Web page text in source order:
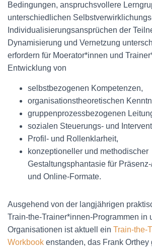
Bedingungen, anspruchsvollere
unterschiedlichen
Individualisierungsansprüchen der
Dynamisierung und Vernetzung
erfordern für Moerator*innen und
Entwicklung von
selbstbezogenen Kompetenzen,
organisationstheoretischen
gruppenprozessbezogenen
sozialen Steuerungs- und
Profil- und Rollenklarheit,
konzeptioneller und methodischer
Gestaltungsphantasie für
und Online-Formate.
Ausgehend von der langjährigen
Train-the-Trainer*innen-Programmen in
Organisationen ist aktuell ein Train-the-
Workbook enstanden, das Frank Orthey